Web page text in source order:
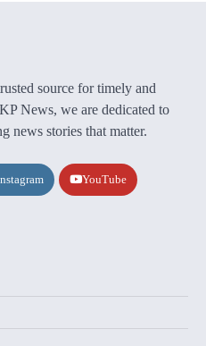
source for timely and
News, we are dedicated to
news stories that matter.
YouTube